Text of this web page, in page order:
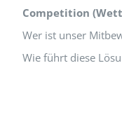
Competition
Wer ist unser
Wie führt diese